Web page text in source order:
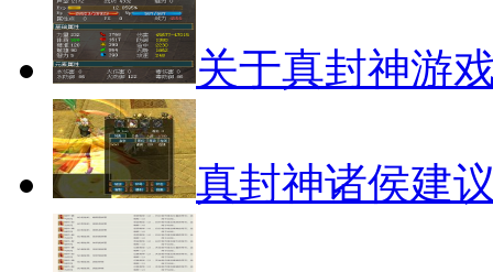
关于真封神游
真封神诸侯建